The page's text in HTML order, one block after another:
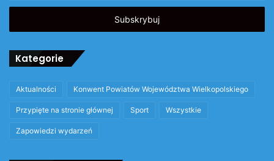
adres
Kategorie
Aktualności Konwent Powiatów Województwa Wielkopolskiego
Przypięte na stronie głównej Sport Wszystkie
Zapowiedzi wydarzeń